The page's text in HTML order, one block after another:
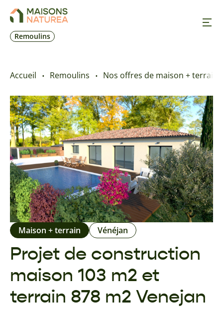
Remoulins
Nos offres
Prendre RDV
+33 4 90 70 11 11
Accueil Remoulins Nos offres de maison + terrain
Projet de construction
maison 103 m2 et
terrain 878 m2 Venejan
Maison + terrain Vénéjan